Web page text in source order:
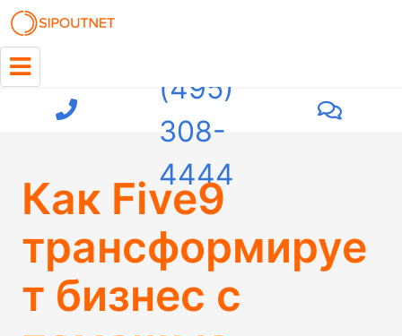
(495)
308-
4444
Как Five9
трансформируе
т бизнес с